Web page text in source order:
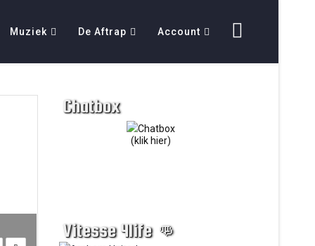
Muziek De Aftrap Account
Chatbox
(klik hier)
Vitesse 4life 👊